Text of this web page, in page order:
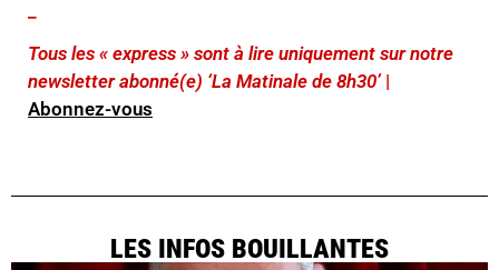
Tous les « express » sont à lire uniquement sur notre
newsletter abonné(e) ‘La Matinale de 8h30’ |
Abonnez-vous
LES INFOS BOUILLANTES